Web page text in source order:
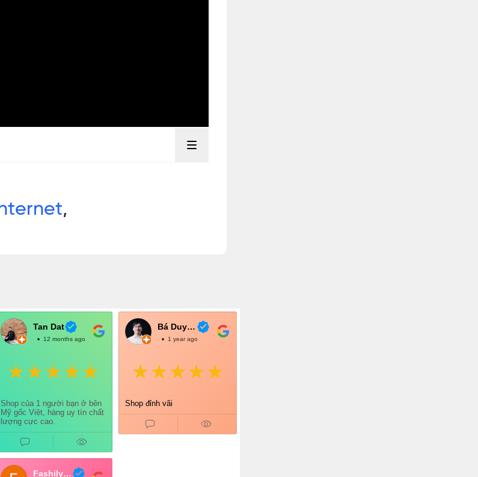
Tan Dat
@TanDat12 months ago
Shop của 1 người bạn ở bên
Mỹ gốc Việt, hàng uy tín chất
lượng cực cao.
Bá Duy Võ
@BáDuyVõ1 year ago
Shop đỉnh vãi
Fashily Tech